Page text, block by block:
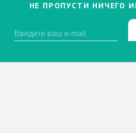
НЕ ПРОПУСТИ НИЧЕГО